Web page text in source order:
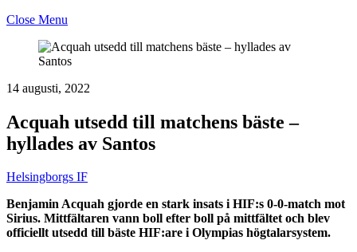
Close Menu
14 augusti, 2022
Acquah utsedd till matchens bäste –
hyllades av Santos
Helsingborgs IF
Benjamin Acquah gjorde en stark insats i HIF:s 0-0-match mot
Sirius. Mittfältaren vann boll efter boll på mittfältet och blev
officiellt utsedd till bäste HIF:are i Olympias högtalarsystem.